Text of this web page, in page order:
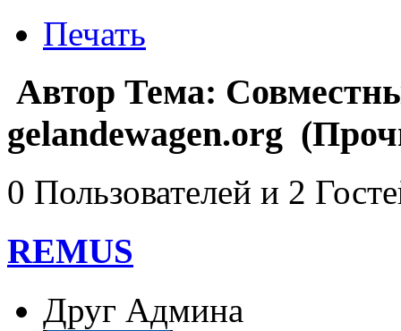
Печать
Автор Тема:
gelandewagen.org
0 Пользователей и 2
REMUS
Друг Админа